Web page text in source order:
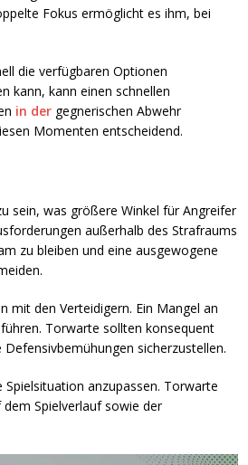
Fokus ermöglicht es ihm, bei
die verfügbaren Optionen
kann, kann einen schnellen
in der gegnerischen Abwehr
Momenten entscheidend.
sein, was größere Winkel für Angreifer
außerhalb des Strafraums
zu bleiben und eine ausgewogene
mit den Verteidigern. Ein Mangel an
Torwarte sollten konsequent
sicherzustellen.
anzupassen. Torwarte
Spielverlauf sowie der